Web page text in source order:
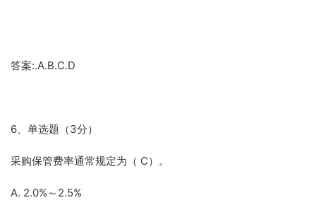
答案:.A.B.C.D
6、单选题（3分）
采购保管费率通常规定为（ C）。
A. 2.0%～2.5%